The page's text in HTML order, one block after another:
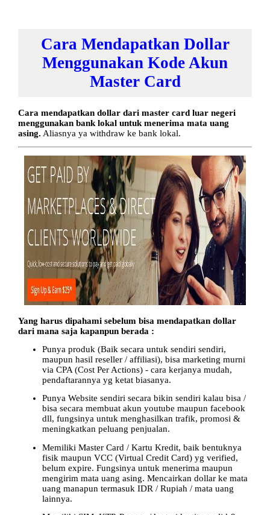
Cara Mendapatkan Dollar
Menggunakan Kode Akun
Master Card
Cara mendapatkan dollar dari master card luar negeri
menggunakan bank lokal untuk menerima mata uang
asing. Aliasnya ya withdraw ke bank lokal.
Yang harus dipahami sebelum bisa mendapatkan dollar
dari mana saja kapanpun berada :
Punya produk (Baik secara untuk sendiri sendiri,
maupun hasil reseller / affiliasi), bisa marketing murni
via CPA (Cost Per Actions) - cara kerjanya mudah,
pendaftarannya yg ketat biasanya.
Punya Website sendiri secara bikin sendiri kalau bisa /
bisa secara membuat akun youtube maupun facebook
dll, fungsinya untuk menghasilkan trafik, promosi &
meningkatkan peluang penjualan.
Memiliki Master Card / Kartu Kredit, baik bentuknya
fisik maupun VCC (Virtual Credit Card) yg verified,
belum expire. Fungsinya untuk menerima maupun
mengirim mata uang asing. Mencairkan dollar ke mata
uang manapun termasuk IDR / Rupiah / mata uang
lainnya.